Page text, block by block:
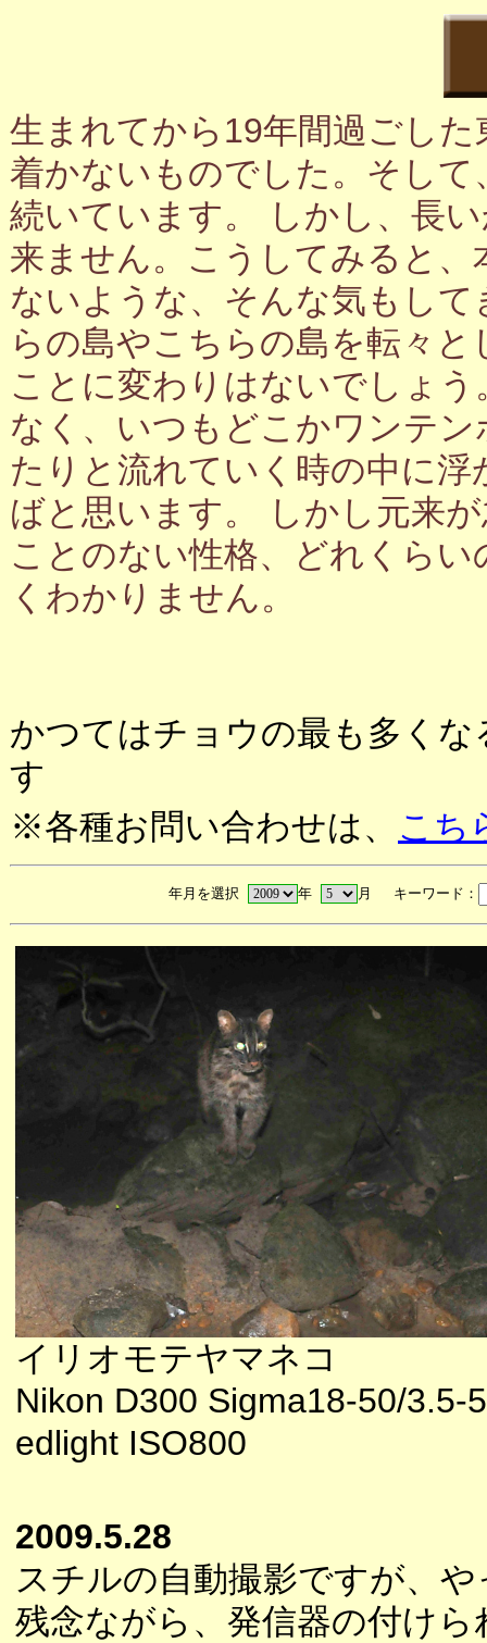
生まれてから19年間過ごし
着かないものでした。そし
続いています。 しかし、長
来ません。こうしてみると
ないような、そんな気もし
らの島やこちらの島を転々
ことに変わりはないでしょ
なく、いつもどこかワンテ
たりと流れていく時の中に
ばと思います。 しかし元来
ことのない性格、どれくら
くわかりません。
かつてはチョウの最も多く
す
※各種お問い合わせは、 こち
年月を選択 年 月 キーワード：
イリオモテヤマネコ
Nikon D300 Sigma18-50/3.5-
edlight ISO800
2009.5.28
スチルの自動撮影ですが、
残念ながら、発信器の付け